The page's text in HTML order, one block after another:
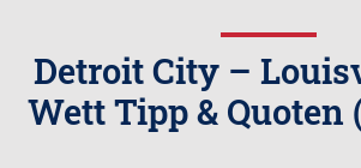
Detroit City –
Wett Tipp & Quoten